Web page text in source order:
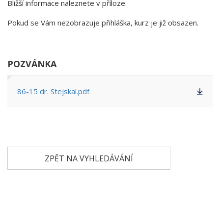
Bližší informace naleznete v příloze.
Pokud se Vám nezobrazuje přihláška, kurz je již obsazen.
POZVÁNKA
86-15 dr. Stejskal.pdf
ZPĚT NA VYHLEDÁVÁNÍ